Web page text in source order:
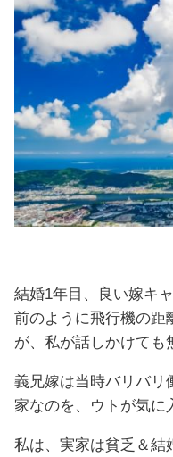
結婚1年目、良い嫁キ
前のように飛行機の距
が、私が話しかけても
義兄嫁は当時バリバリ
家なのを、ウトが気に
私は、実家は貧乏＆結